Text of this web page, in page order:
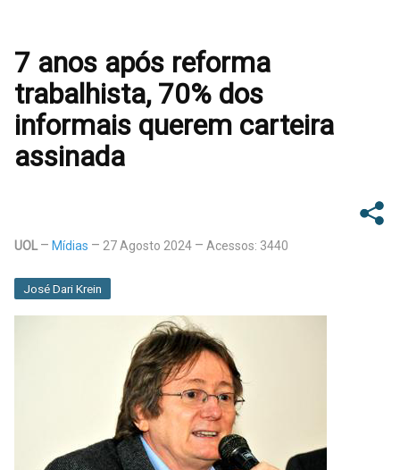
7 anos após reforma
trabalhista, 70% dos
informais querem carteira
assinada
UOL Mídias 27 Agosto 2024 Acessos: 3440
José Dari Krein